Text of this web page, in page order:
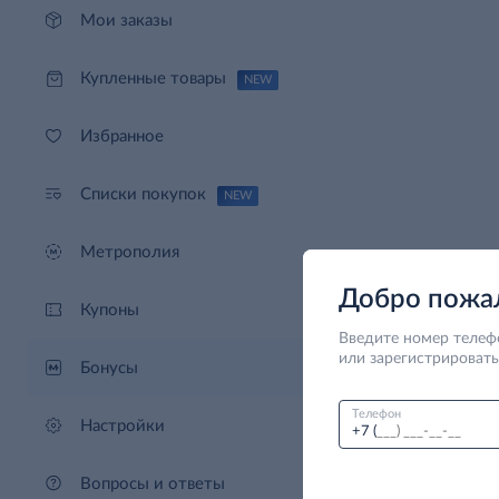
Мои заказы
Купленные товары NEW
Избранное
Списки покупок NEW
Метрополия
Купоны
Бонусы
Настройки
Вопросы и ответы
Добро
Введите номер
или
Телефон
+7 (